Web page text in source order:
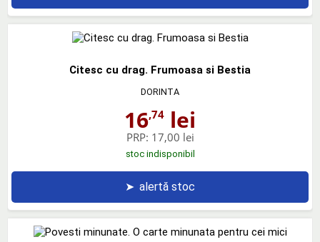
Citesc cu drag. Frumoasa si Bestia
DORINTA
16,74 lei
PRP: 17,00 lei
stoc indisponibil
➤ alertă stoc